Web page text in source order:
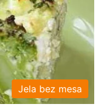
Jela bez mesa